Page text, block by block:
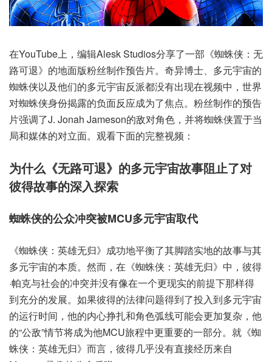
在YouTube上，编辑Alesk Studios分享了一部《蜘蛛侠：无
路可退》的地面版粉丝制作预告片。奇异博士、多元宇宙的
蜘蛛侠以及他们的多元宇宙反派都没有出现在视频中，世界
对蜘蛛侠身份揭露的负面反应成为了焦点。粉丝制作的预告
片强调了J. Jonah Jameson的敌对角色，并将蜘蛛侠置于当
局和媒体的对立面。观看下面的完整视频：
为什么《无路可退》的多元宇宙故事阻止了对
彼得故事的深入探索
蜘蛛侠的公众冲突被MCU多元宇宙取代
《蜘蛛侠：英雄无归》成功地平衡了其脚踏实地的故事与其
多元宇宙的本质。然而，在《蜘蛛侠：英雄无归》中，彼得
·帕克与社会的冲突并没有像在一个更现实的前提下那样得
到充分的发展。如果彼得的法律问题得到了投入到多元宇宙
的运行时间，他的内心挣扎和角色弧线可能会更加复杂，他
的“公敌”情节将成为他MCU旅程中更重要的一部分。就《蜘
蛛侠：英雄无归》而言，彼得几乎没有直接经历来自